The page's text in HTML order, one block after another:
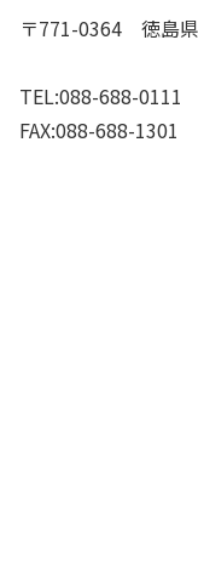
〒771-0364 徳島
TEL:088-688-0111
FAX:088-688-1301